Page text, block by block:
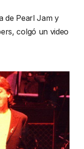
de Pearl Jam y
colgó un video